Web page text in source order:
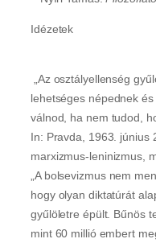
Idézetek
„Az osztályellenség
lehetséges népednek
válnod, ha nem tudod,
In: Pravda, 1963. június
marxizmus-leninizmus,
„A bolsevizmus nem
hogy olyan diktatúrát
gyűlöletre épült. Bűnös
mint 60 millió embert